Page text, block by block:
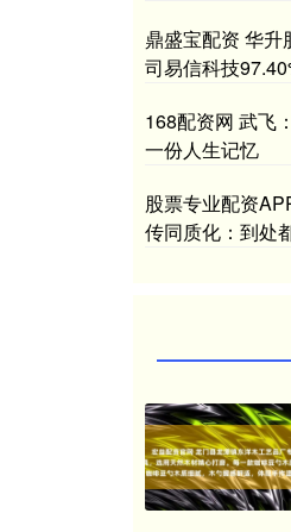
鼎盛宝配资 华
司易信科技
168配资网 武飞
一份人生记忆
股票专业配资
传同质化：到处